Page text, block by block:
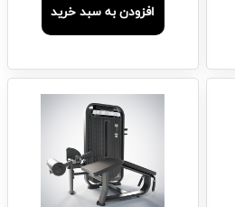
افزودن به سبد خرید